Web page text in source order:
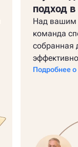
подход
Над вашим
команда
собранная
Подробнее о